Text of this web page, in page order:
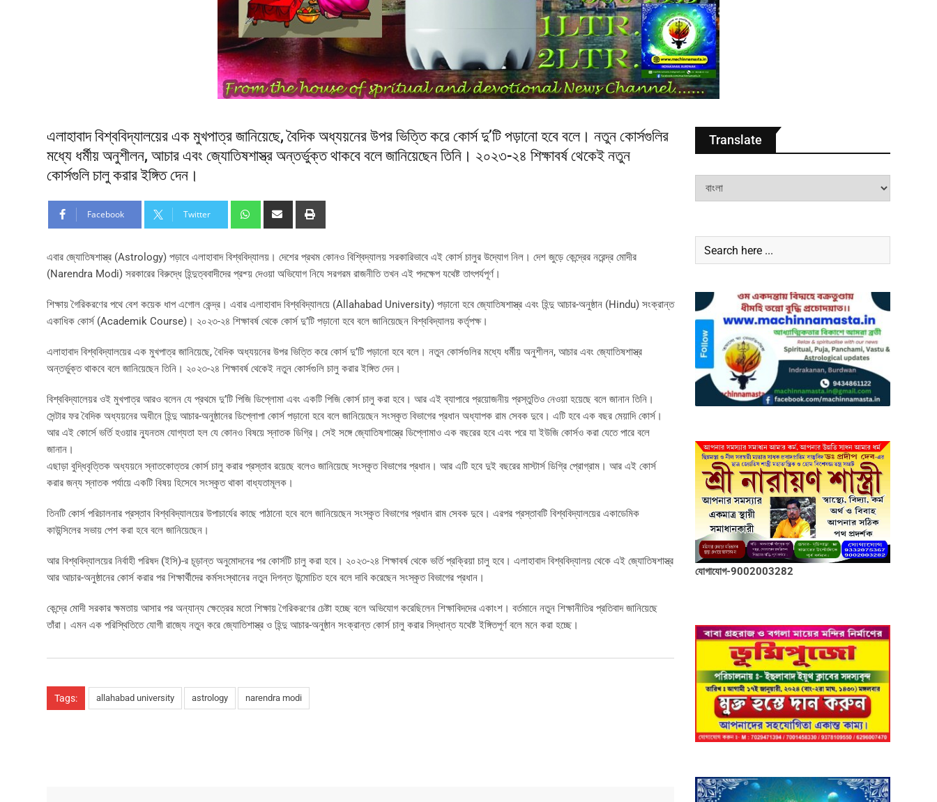
এলাহাবাদ বিশ্ববিদ্যালয়ের এক মুখপাত্র জানিয়েছে, বৈদিক অধ্যয়নের উপর ভিত্তি করে কোর্স দু’টি পড়ানো হবে বলে। নতুন কোর্সগুলির
মধ্যে ধর্মীয় অনুশীলন, আচার এবং জ্যোতিষশাস্ত্র অন্তর্ভুক্ত থাকবে বলে জানিয়েছেন তিনি। ২০২৩-২৪ শিক্ষাবর্ষ থেকেই নতুন
কোর্সগুলি চালু করার ইঙ্গিত দেন।
Facebook Twitter
এবার জ্যোতিষশাস্ত্র (Astrology) পড়াবে এলাহাবাদ বিশ্ববিদ্যালয়। দেশের প্রথম কোনও বিশ্বিদ্যালয় সরকারিভাবে এই কোর্স চালুর উদ্যোগ নিল। দেশ জুড়ে কেন্দ্রের নরেন্দ্র মোদীর
(Narendra Modi) সরকারের বিরুদ্ধে হিন্দুত্ববাদীদের প্রশ্য় দেওয়া অভিযোগ নিযে সরগরম রাজনীতি তখন এই পদক্ষেপ যথেষ্ট তাৎপর্যপূর্ণ।
শিক্ষায় গৈরিকরণের পথে বেশ কয়েক ধাপ এগোল কেন্দ্র। এবার এলাহাবাদ বিশ্ববিদ্যালয়ে (Allahabad University) পড়ানো হবে জ্যোতিষশাস্ত্র এবং হিন্দু আচার-অনুষ্ঠান (Hindu) সংক্রান্ত
একাধিক কোর্স (Academik Course)। ২০২৩-২৪ শিক্ষাবর্ষ থেকে কোর্স দু’টি পড়ানো হবে বলে জানিয়েছেন বিশ্ববিদ্যালয় কর্তৃপক্ষ।
এলাহাবাদ বিশ্ববিদ্যালয়ের এক মুখপাত্র জানিয়েছে, বৈদিক অধ্যয়নের উপর ভিত্তি করে কোর্স দু’টি পড়ানো হবে বলে। নতুন কোর্সগুলির মধ্যে ধর্মীয় অনুশীলন, আচার এবং জ্যোতিষশাস্ত্র
অন্তর্ভুক্ত থাকবে বলে জানিয়েছেন তিনি। ২০২৩-২৪ শিক্ষাবর্ষ থেকেই নতুন কোর্সগুলি চালু করার ইঙ্গিত দেন।
বিশ্ববিদ্যালেয়র ওই মুখপাত্র আরও বলেন যে প্রথমে দু’টি পিজি ডিপ্লোমা এবং একটি পিজি কোর্স চালু করা হবে। আর এই ব্যাপারে প্রয়োজনীয় প্রস্তুতিও নেওয়া হয়েছে বলে জানান তিনি।
সেন্টার ফর বৈদিক অধ্যয়নের অধীনে হিন্দু আচার-অনুষ্ঠানের ডিপ্লোপা কোর্স পড়ানো হবে বলে জানিয়েছেন সংস্কৃত বিভাগের প্রধান অধ্যাপক রাম সেবক দুবে। এটি হবে এক বছর মেয়াদি কোর্স।
আর এই কোর্সে ভর্তি হওয়ার ন্যুনতম যোগ্যতা হল যে কোনও বিষয়ে স্নাতক ডিগ্রি। সেই সঙ্গে জ্যোতিষশাস্ত্রে ডিপ্লোমাও এক বছরের হবে এবং পরে যা ইউজি কোর্সও করা যেতে পারে বলে
জানান।
এছাড়া বুদ্ধিবৃত্তিক অধ্যয়নে স্নাতকোত্তর কোর্স চালু করার প্রস্তাব রয়েছে বলেও জানিয়েছে সংস্কৃত বিভাগের প্রধান। আর এটি হবে দুই বছরের মাস্টার্স ডিগ্রি প্রোগ্রাম। আর এই কোর্স
করার জন্য স্নাতক পর্যায়ে একটি বিষয় হিসেবে সংস্কৃত থাকা বাধ্যতামূলক।
তিনটি কোর্স পরিচালনার প্রস্তাব বিশ্ববিদ্যালয়ের উপাচার্যের কাছে পাঠানো হবে বলে জানিয়েছেন সংস্কৃত বিভাগের প্রধান রাম সেবক দুবে। এরপর প্রস্তাবটি বিশ্ববিদ্যালয়ের একাডেমিক
কাউন্সিলের সভায় পেশ করা হবে বলে জানিয়েছেন।
আর বিশ্ববিদ্যালয়ের নির্বাহী পরিষদ (ইসি)-র চূড়ান্ত অনুমোদনের পর কোর্সটি চালু করা হবে। ২০২৩-২৪ শিক্ষাবর্ষ থেকে ভর্তি প্রক্রিয়া চালু হবে। এলাহাবাদ বিশ্ববিদ্যালয় থেকে এই জ্যোতিষশাস্ত্র
আর আচার-অনুষ্ঠানের কোর্স করার পর শিক্ষার্থীদের কর্মসংস্থানের নতুন দিগন্ত উন্মোচিত হবে বলে দাবি করেছেন সংস্কৃত বিভাগের প্রধান।
কেন্দ্রে মোদী সরকার ক্ষমতায় আসার পর অন্যান্য ক্ষেত্রের মতো শিক্ষায় গৈরিকরণের চেষ্টা হচ্ছে বলে অভিযোগ করেছিলেন শিক্ষাবিদদের একাংশ। বর্তমানে নতুন শিক্ষানীতির প্রতিবাদ জানিয়েছে
তাঁরা। এমন এক পরিস্থিতিতে যোগী রাজ্যে নতুন করে জ্যোতিশাস্ত্র ও হিন্দু আচার-অনুষ্ঠান সংক্রান্ত কোর্স চালু করার সিদ্ধান্ত যথেষ্ট ইঙ্গিতপূর্ণ বলে মনে করা হচ্ছে।
Tags: allahabad university astrology narendra modi
Translate
যোগাযোগ-9002003282